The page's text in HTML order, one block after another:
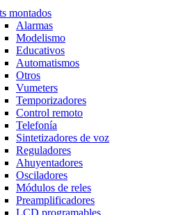
montados
Alarmas
Modelismo
Educativos
Automatismos
Otros
Vumeters
Temporizadores
Control remoto
Telefonía
Sintetizadores de voz
Reguladores
Ahuyentadores
Osciladores
Módulos de reles
Preamplificadores
LCD programables